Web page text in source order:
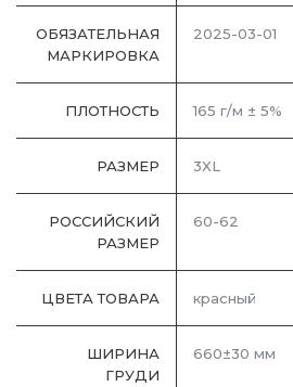
ОБЯЗАТЕЛЬНАЯ
МАРКИРОВКА
2025-03-01
ПЛОТНОСТЬ 165 г/м ± 5%
РАЗМЕР 3XL
РОССИЙСКИЙ
РАЗМЕР
60-62
ЦВЕТА ТОВАРА красный
ШИРИНА
ГРУДИ
660±30 мм